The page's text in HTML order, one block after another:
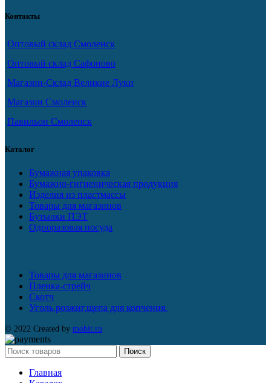
Контакты
Оптовый склад Смоленск
Оптовый склад Сафоново
Магазин-Склад Великие Луки
Магазин Смоленск
Павильон Смоленск
Каталог
Бумажная упаковка
Бумажно-гигиеническая продукция
Изделия из пластмассы
Товары для магазинов
Бутылки ПЭТ
Одноразовая посуда
Товары для магазинов
Пленка-стрейч
Скотч
Уголь,розжиг,щепа для копчения.
© 2022 Created by mobit.ru
Поиск
Главная